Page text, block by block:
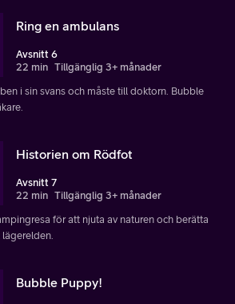
Ring en ambulans
Avsnitt 6
22 min Tillgänglig 3+ månader
i sin svans och måste till doktorn. Bubble
Historien om Rödfot
Avsnitt 7
22 min Tillgänglig 3+ månader
för att njuta av naturen och berätta
Bubble Puppy!